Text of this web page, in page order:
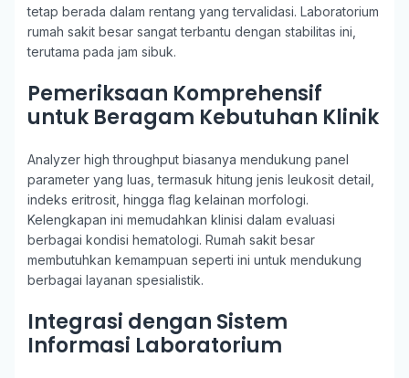
tetap berada dalam rentang yang tervalidasi. Laboratorium
rumah sakit besar sangat terbantu dengan stabilitas ini,
terutama pada jam sibuk.
Pemeriksaan Komprehensif
untuk Beragam Kebutuhan Klinik
Analyzer high throughput biasanya mendukung panel
parameter yang luas, termasuk hitung jenis leukosit detail,
indeks eritrosit, hingga flag kelainan morfologi.
Kelengkapan ini memudahkan klinisi dalam evaluasi
berbagai kondisi hematologi. Rumah sakit besar
membutuhkan kemampuan seperti ini untuk mendukung
berbagai layanan spesialistik.
Integrasi dengan Sistem
Informasi Laboratorium